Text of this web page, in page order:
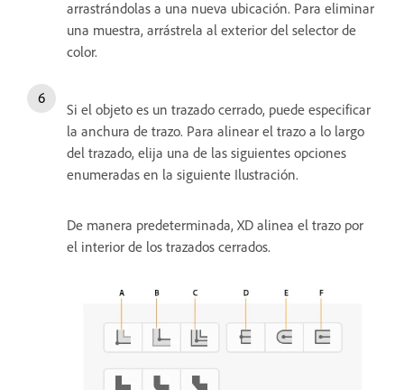
arrastrándolas a una nueva ubicación. Para eliminar
una muestra, arrástrela al exterior del selector de
color.
Si el objeto es un trazado cerrado, puede especificar
la anchura de trazo. Para alinear el trazo a lo largo
del trazado, elija una de las siguientes opciones
enumeradas en la siguiente Ilustración.
De manera predeterminada, XD alinea el trazo por
el interior de los trazados cerrados.